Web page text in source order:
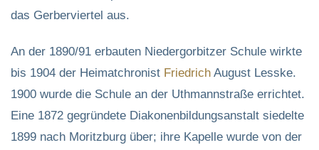
das Gerberviertel aus.
An der 1890/91 erbauten Niedergorbitzer Schule wirkte
bis 1904 der Heimatchronist Friedrich August Lesske.
1900 wurde die Schule an der Uthmannstraße errichtet.
Eine 1872 gegründete Diakonenbildungsanstalt siedelte
1899 nach Moritzburg über; ihre Kapelle wurde von der